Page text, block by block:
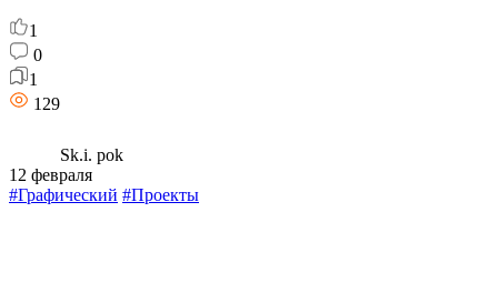
1
0
1
129
Sk.i. pok
12 февраля
#Графический #Проекты